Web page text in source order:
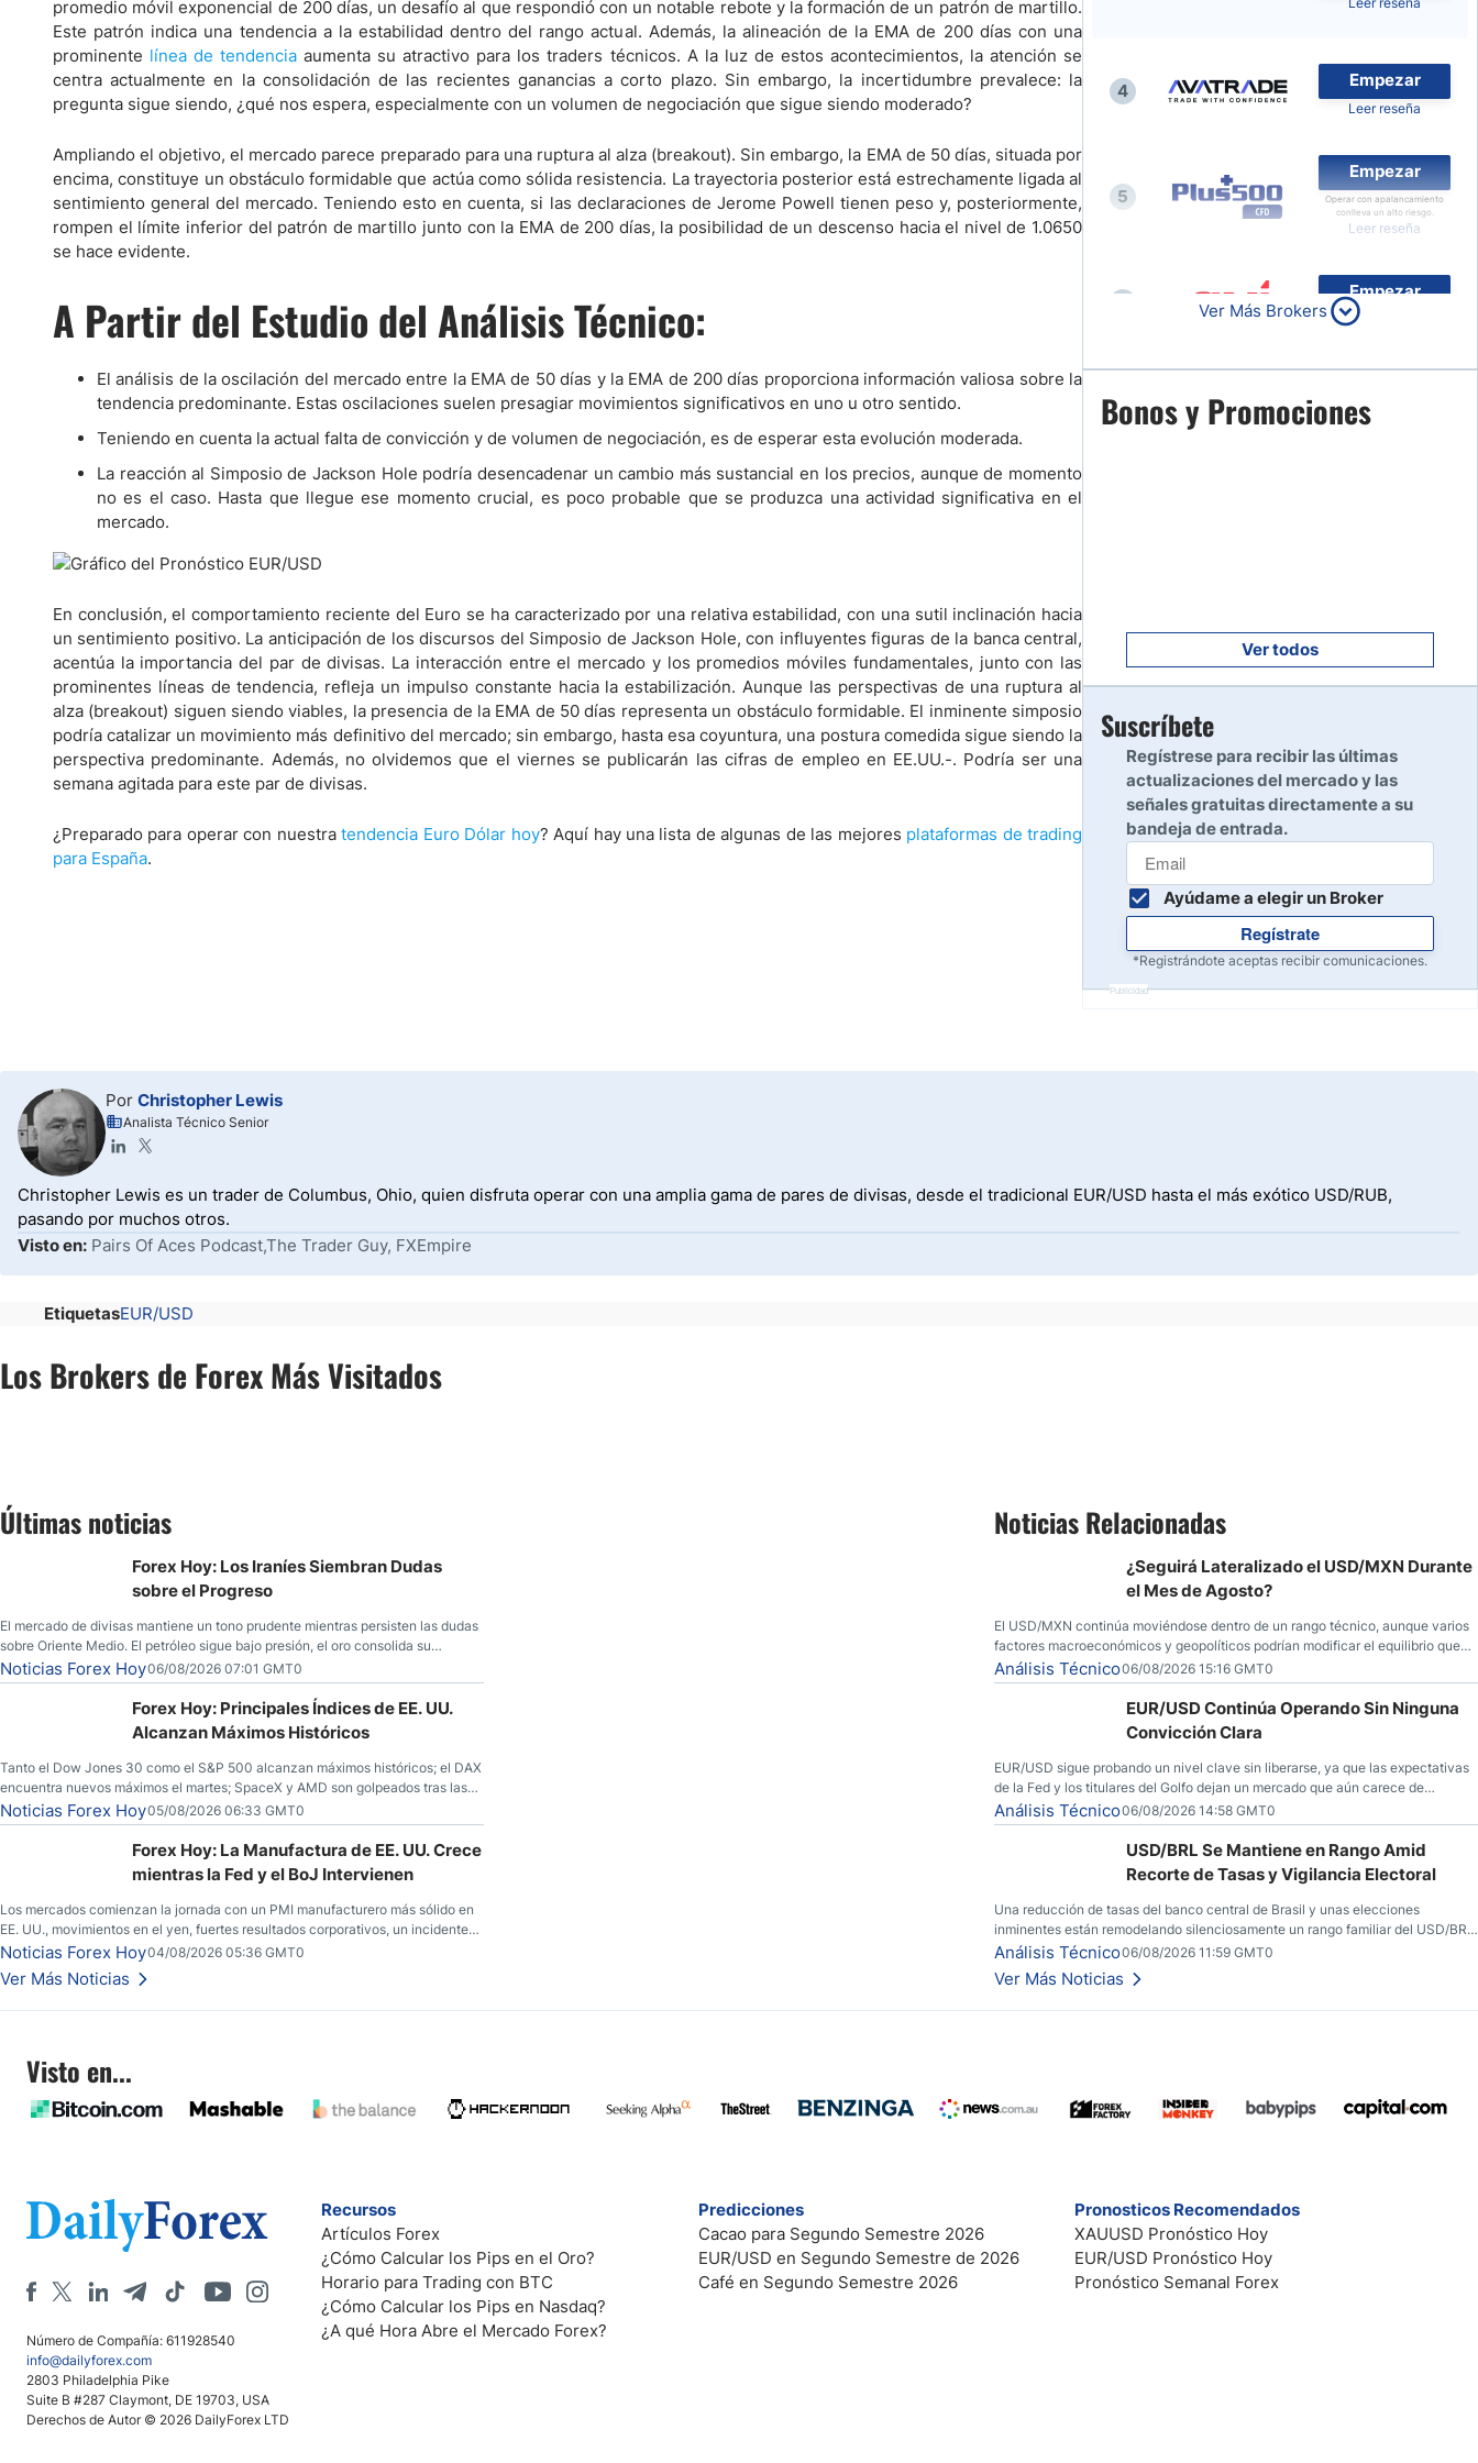
Paraguay
Peru
Panama
Bolivia
Nicaragua
Estados Unidos
Nasdaq 100
S&P 500
IBEX 35
Todos los índices
Acciones
Nvidia (NVDA)
Mercado Libre (MELI)
Banco Santander (SAN)
Todas las Acciones
promedio móvil exponencial de 200 días, un desafío al que respondió con un notable rebote y la formación de un patrón de martillo.
Este patrón indica una tendencia a la estabilidad dentro del rango actual. Además, la alineación de la EMA de 200 días con una
prominente línea de tendencia aumenta su atractivo para los traders técnicos. A la luz de estos acontecimientos, la atención se
centra actualmente en la consolidación de las recientes ganancias a corto plazo. Sin embargo, la incertidumbre prevalece: la
pregunta sigue siendo, ¿qué nos espera, especialmente con un volumen de negociación que sigue siendo moderado?
Ampliando el objetivo, el mercado parece preparado para una ruptura al alza (breakout). Sin embargo, la EMA de 50 días, situada por
encima, constituye un obstáculo formidable que actúa como sólida resistencia. La trayectoria posterior está estrechamente ligada al
sentimiento general del mercado. Teniendo esto en cuenta, si las declaraciones de Jerome Powell tienen peso y, posteriormente,
rompen el límite inferior del patrón de martillo junto con la EMA de 200 días, la posibilidad de un descenso hacia el nivel de 1.0650
se hace evidente.
A Partir del Estudio del Análisis Técnico:
El análisis de la oscilación del mercado entre la EMA de 50 días y la EMA de 200 días proporciona información valiosa sobre la
tendencia predominante. Estas oscilaciones suelen presagiar movimientos significativos en uno u otro sentido.
Teniendo en cuenta la actual falta de convicción y de volumen de negociación, es de esperar esta evolución moderada.
La reacción al Simposio de Jackson Hole podría desencadenar un cambio más sustancial en los precios, aunque de momento
no es el caso. Hasta que llegue ese momento crucial, es poco probable que se produzca una actividad significativa en el
mercado.
En conclusión, el comportamiento reciente del Euro se ha caracterizado por una relativa estabilidad, con una sutil inclinación hacia
un sentimiento positivo. La anticipación de los discursos del Simposio de Jackson Hole, con influyentes figuras de la banca central,
acentúa la importancia del par de divisas. La interacción entre el mercado y los promedios móviles fundamentales, junto con las
prominentes líneas de tendencia, refleja un impulso constante hacia la estabilización. Aunque las perspectivas de una ruptura al
alza (breakout) siguen siendo viables, la presencia de la EMA de 50 días representa un obstáculo formidable. El inminente simposio
podría catalizar un movimiento más definitivo del mercado; sin embargo, hasta esa coyuntura, una postura comedida sigue siendo la
perspectiva predominante. Además, no olvidemos que el viernes se publicarán las cifras de empleo en EE.UU.-. Podría ser una
semana agitada para este par de divisas.
¿Preparado para operar con nuestratendencia Euro Dólar hoy? Aquí hay una lista de algunas de las mejores plataformas de trading
para España.
4
Empezar
Leer reseña
5
Empezar
Operar con apalancamiento
conlleva un alto riesgo.
Leer reseña
Empezar
Leer reseña
7
Leer reseña
Leer reseña
10
Ver Más Brokers
Bonos y Promociones
Ver todos
Suscríbete
Regístrese para recibir las últimas
actualizaciones del mercado y las
señales gratuitas directamente a su
bandeja de entrada.
Ayúdame a elegir un Broker
Regístrate
*Registrándote aceptas recibir comunicaciones.
Publicidad
Por Christopher Lewis
Analista Técnico Senior
Christopher Lewis es un trader de Columbus, Ohio, quien disfruta operar con una amplia gama de pares de divisas, desde el tradicional EUR/USD hasta el más exótico USD/RUB,
pasando por muchos otros.
Visto en: Pairs Of Aces Podcast,The Trader Guy, FXEmpire
EtiquetasEUR/USD
Los Brokers de Forex Más Visitados
Últimas noticias
Forex Hoy: Los Iraníes Siembran Dudas
sobre el Progreso
El mercado de divisas mantiene un tono prudente mientras persisten las dudas
sobre Oriente Medio. El petróleo sigue bajo presión, el oro consolida su
fortaleza y los operadores esperan nuevas referencias económicas desde
Estados Unidos.
Noticias Forex Hoy06/08/2026 07:01 GMT0
Forex Hoy: Principales Índices de EE. UU.
Alcanzan Máximos Históricos
Tanto el Dow Jones 30 como el S&P 500 alcanzan máximos históricos; el DAX
encuentra nuevos máximos el martes; SpaceX y AMD son golpeados tras las
llamadas de ganancias; el petróleo crudo cae por debajo de los $80 con
nuevas esperanzas; el dólar estadounidense continúa intentando estabilizarse
frente al yen; el peso mexicano ve un repunte a medida que las tasas caen en
Noticias Forex Hoy05/08/2026 06:33 GMT0
Forex Hoy: La Manufactura de EE. UU. Crece
mientras la Fed y el BoJ Intervienen
Los mercados comienzan la jornada con un PMI manufacturero más sólido en
EE. UU., movimientos en el yen, fuertes resultados corporativos, un incidente
de seguridad en Bitcoin y nuevas señales desde el mercado del petróleo.
Noticias Forex Hoy04/08/2026 05:36 GMT0
Ver Más Noticias
Noticias Relacionadas
¿Seguirá Lateralizado el USD/MXN Durante
el Mes de Agosto?
El USD/MXN continúa moviéndose dentro de un rango técnico, aunque varios
factores macroeconómicos y geopolíticos podrían modificar el equilibrio que
ha dominado al mercado en las últimas semanas.
Análisis Técnico06/08/2026 15:16 GMT0
EUR/USD Continúa Operando Sin Ninguna
Convicción Clara
EUR/USD sigue probando un nivel clave sin liberarse, ya que las expectativas
de la Fed y los titulares del Golfo dejan un mercado que aún carece de
convicción real.
Análisis Técnico06/08/2026 14:58 GMT0
USD/BRL Se Mantiene en Rango Amid
Recorte de Tasas y Vigilancia Electoral
Una reducción de tasas del banco central de Brasil y unas elecciones
inminentes están remodelando silenciosamente un rango familiar del USD/BRL.
Una reducción de tasas por parte del banco central de Brasil y unas elecciones
inminentes están remodelando silenciosamente un rango familiar del USD/BRL.
Esto es lo que los traders están observando a continuación.
Análisis Técnico06/08/2026 11:59 GMT0
Ver Más Noticias
Visto en...
Número de Compañía: 611928540
info@dailyforex.com
2803 Philadelphia Pike
Suite B #287 Claymont, DE 19703, USA
Derechos de Autor © 2026 DailyForex LTD
Recursos
Artículos Forex
¿Cómo Calcular los Pips en el Oro?
Horario para Trading con BTC
¿Cómo Calcular los Pips en Nasdaq?
¿A qué Hora Abre el Mercado Forex?
Predicciones
Cacao para Segundo Semestre 2026
EUR/USD en Segundo Semestre de 2026
Café en Segundo Semestre 2026
Pronosticos Recomendados
XAUUSD Pronóstico Hoy
EUR/USD Pronóstico Hoy
Pronóstico Semanal Forex